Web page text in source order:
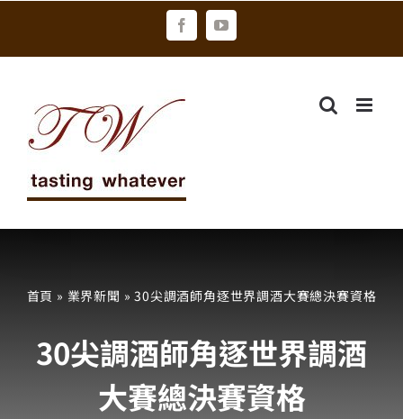
FacebookYouTube
首頁 » 業界新聞 »30尖調酒師角逐世界調酒大賽總決賽資格
30尖調酒師角逐世界調酒
大賽總決賽資格